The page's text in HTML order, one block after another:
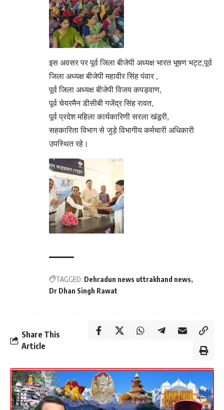
इस अवसर पर पूर्व जिला बीजेपी अध्यक्ष भारत भूषण भट्ट,पूर्व
जिला अध्यक्ष बीजेपी महावीर सिंह पंवार ,
पूर्व जिला अध्यक्ष बीजेपी विजय कपड़वाण,
पूर्व चेयरमैन डीसीबी गजेंद्र सिंह रावत,
पूर्व प्रदेश महिला कार्यकारिणी सरला खंडूरी,
सहकारिता विभाग से जुड़े विभागीय कर्मचारी अधिकारी
उपस्थित रहे।
TAGGED: Dehradun news uttrakhand news
Dr Dhan Singh Rawat
Share This
Article